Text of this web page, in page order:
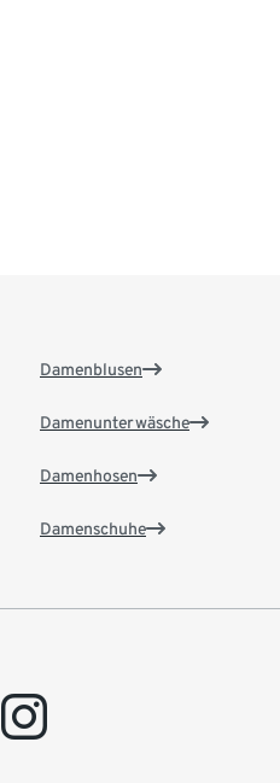
Damenblusen
Damenunterwäsche
Damenhosen
Damenschuhe
instagram